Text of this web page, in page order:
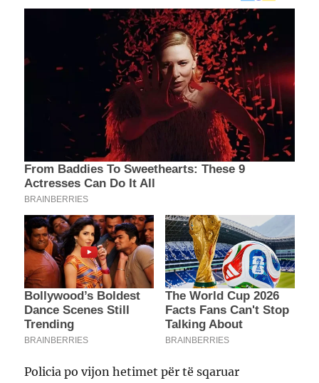
Policia po vijon hetimet për të sqaruar